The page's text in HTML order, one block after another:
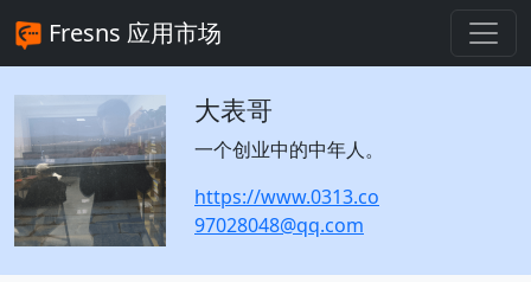
Fresns 应用市场
大表哥
一个创业中的中年人。
https://www.0313.co
97028048@qq.com